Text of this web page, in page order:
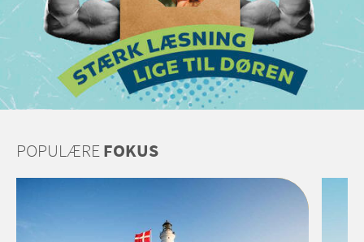
POPULÆREFOKUS